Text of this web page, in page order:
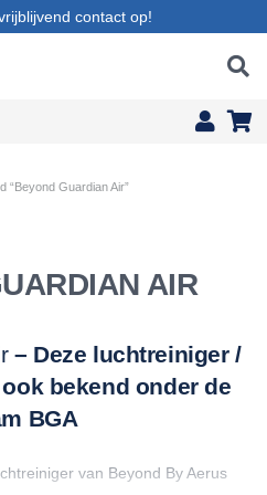
contact op!
“Beyond Guardian Air”
AIR
– Deze luchtreiniger /
bekend onder de
BGA
van Beyond By Aerus